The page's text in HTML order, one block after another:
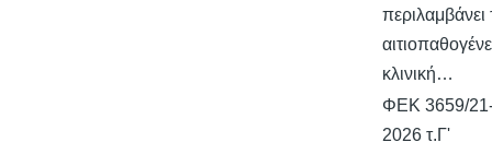
περιλαμβάνει
κλινική…
ΦΕΚ 3659/
2026 τ.Γ'